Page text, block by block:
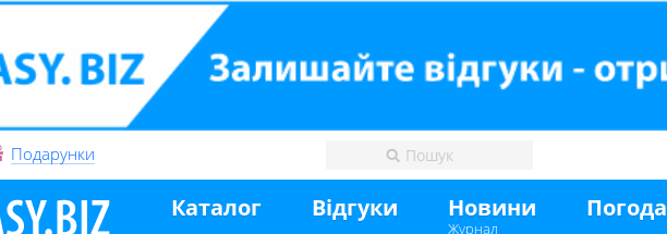
Подарунки
Каталог Відгуки Новини
Журнал
Погода